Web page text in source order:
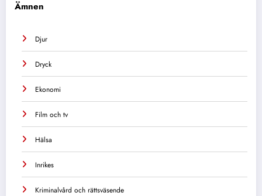
Ämnen
Djur
Dryck
Ekonomi
Film och tv
Hälsa
Inrikes
Kriminalvård och rättsväsende